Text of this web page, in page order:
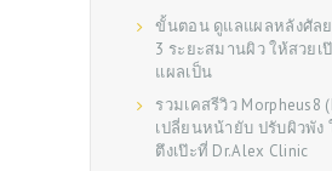
ขั้นตอน ดูแลแผลหลังศัล
3 ระยะสมานผิว ให้สวยเ
แผลเป็น
รวมเคสรีวิว Morpheus8
เปลี่ยนหน้ายับ ปรับผิวพัง
ตึงเป๊ะที่ Dr.Alex Clinic